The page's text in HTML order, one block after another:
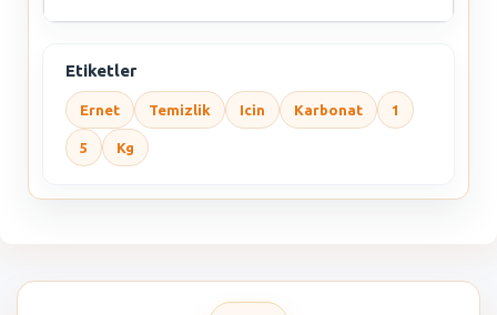
Etiketler
Ernet Temizlik Icin Karbonat 1
5 Kg